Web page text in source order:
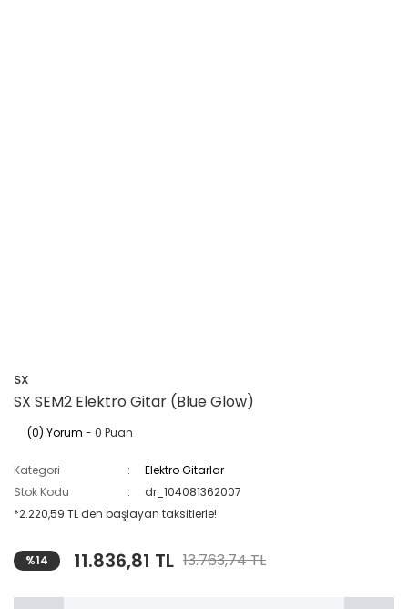
SX
SX SEM2 Elektro Gitar (Blue Glow)
(0) Yorum - 0 Puan
Kategori
Elektro Gitarlar
Stok Kodu
dr_104081362007
*2.220,59 TL den başlayan taksitlerle!
%14 11.836,81 TL 13.763,74 TL